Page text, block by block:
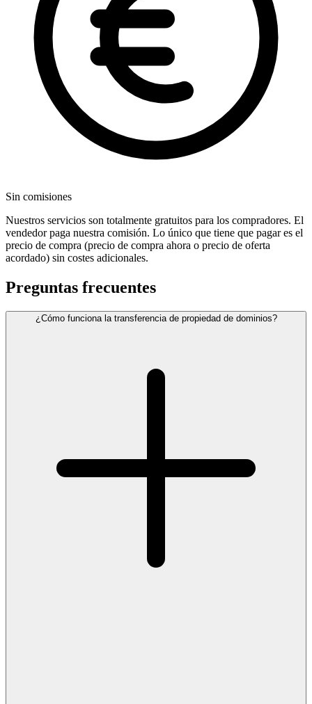
Sin comisiones
Nuestros servicios son totalmente gratuitos para los compradores. El
vendedor paga nuestra comisión. Lo único que tiene que pagar es el
precio de compra (precio de compra ahora o precio de oferta
acordado) sin costes adicionales.
Preguntas frecuentes
¿Cómo funciona la transferencia de propiedad de dominios?